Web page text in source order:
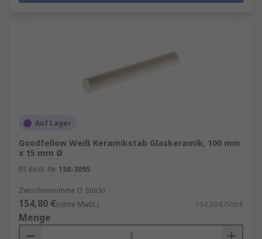
Auf Lager
Goodfellow Weiß Keramikstab Glaskeramik, 100 mm
x 15 mm Ø
RS Best.-Nr. 158-3095
Zwischensumme (1 Stück)
154,80 €(ohne MwSt.) 154,80 €/Stück
Menge